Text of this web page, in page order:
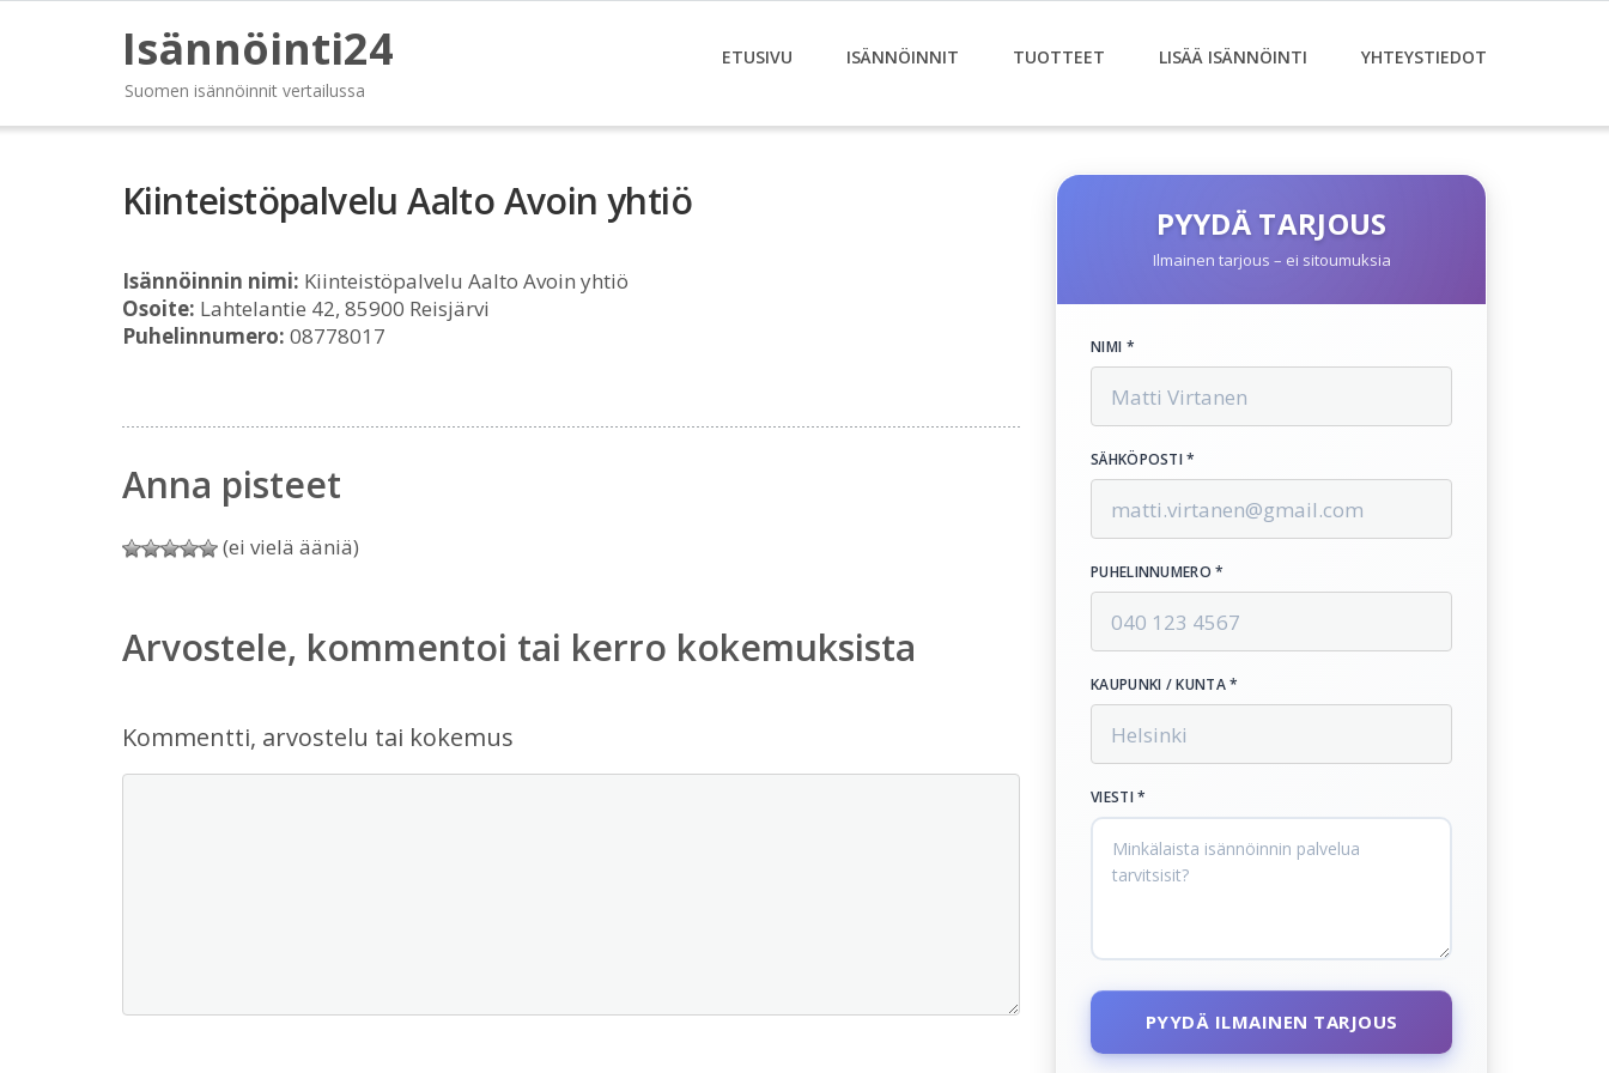
Isännöinti24
Suomen isännöinnit vertailussa
ETUSIVU ISÄNNÖINNIT TUOTTEET LISÄÄ ISÄNNÖINTI YHTEYSTIEDOT
Kiinteistöpalvelu Aalto Avoin yhtiö
Isännöinnin nimi: Kiinteistöpalvelu Aalto Avoin yhtiö
Osoite: Lahtelantie 42, 85900 Reisjärvi
Puhelinnumero: 08778017
Anna pisteet
(ei vielä ääniä)
Arvostele, kommentoi tai kerro kokemuksista
Kommentti, arvostelu tai kokemus
PYYDÄ TARJOUS
Ilmainen tarjous – ei sitoumuksia
NIMI *
SÄHKÖPOSTI *
PUHELINNUMERO *
KAUPUNKI / KUNTA *
VIESTI *
PYYDÄ ILMAINEN TARJOUS